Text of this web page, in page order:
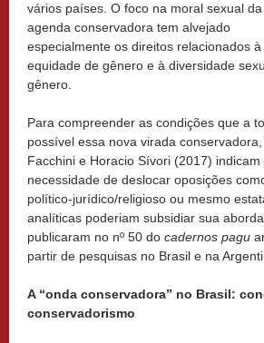
vários países. O foco na moral sexual da
agenda conservadora tem alvejado
especialmente os direitos relacionados à
equidade de gênero e à diversidade
gênero.
Para compreender as condições que a
possível essa nova virada
Facchini e Horacio Sívori (2017) indicam
necessidade de deslocar oposições
político-jurídico/religioso ou mesmo
analíticas poderiam subsidiar sua
publicaram no nº 50 do cadernos pagu
partir de pesquisas no Brasil e na
A “onda conservadora” no Brasil:
conservadorismo